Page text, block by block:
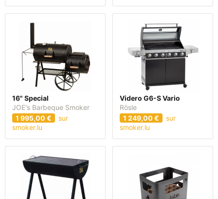
16" Special
JOE's Barbeque Smoker
1 995,00 €
sur
smoker.lu
Videro G6-S Vario
Rösle
1 249,00 €
sur
smoker.lu